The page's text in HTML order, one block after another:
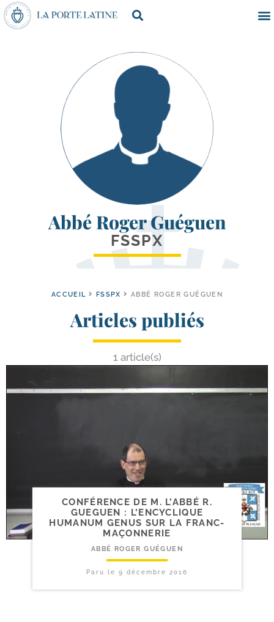
Abbé Roger Guéguen
FSSPX
ACCUEIL FSSPX ABBÉ ROGER GUÉGUEN
Articles publiés
1 article(s)
CONFÉRENCE DE M. L’ABBÉ R.
GUEGUEN : L’ENCYCLIQUE
HUMANUM GENUS SUR LA FRANC-
MAÇONNERIE
ABBÉ ROGER GUÉGUEN
Paru le 9 décembre 2016